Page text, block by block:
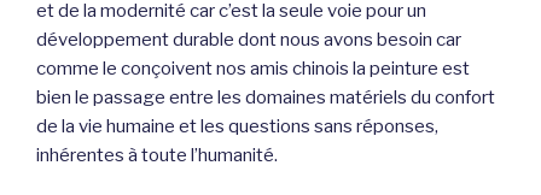
et de la modernité car c’est la seule voie pour un
développement durable dont nous avons besoin car
comme le conçoivent nos amis chinois la peinture est
bien le passage entre les domaines matériels du confort
de la vie humaine et les questions sans réponses,
inhérentes à toute l’humanité.